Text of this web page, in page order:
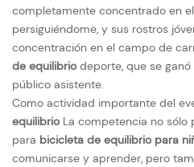
completamente concentrado en
persiguiéndome, y sus rostros
concentración en el campo de
de equilibrio deporte, que se
público asistente.
Como actividad importante del
equilibrio La competencia no
para bicicleta de equilibrio para
comunicarse y aprender, pero